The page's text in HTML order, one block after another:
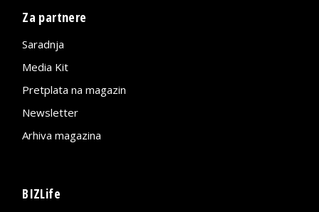
Za partnere
Saradnja
Media Kit
Pretplata na magazin
Newsletter
Arhiva magazina
BIZLife